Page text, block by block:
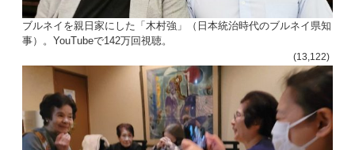
ブルネイを親日家にした「木村強」（日本統治時代のブルネイ県知
事）。YouTubeで142万回視聴。
(13,122)